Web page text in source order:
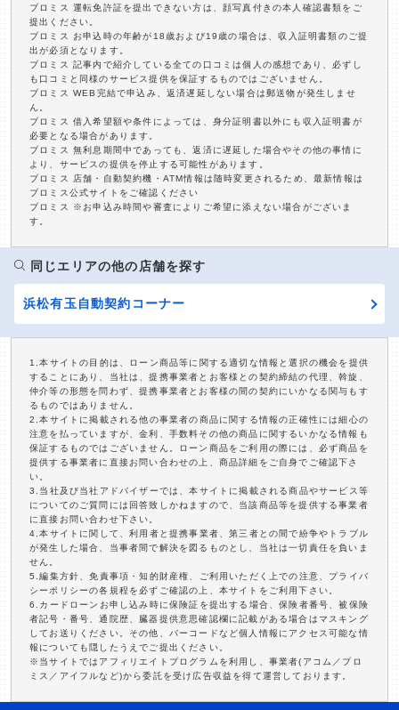
プロミス 運転免許証を提出できない方は、顔写真付きの本人確認書類をご
提出ください。
プロミス お申込時の年齢が18歳および19歳の場合は、収入証明書類のご提
出が必須となります。
プロミス 記事内で紹介している全ての口コミは個人の感想であり、必ずし
も口コミと同様のサービス提供を保証するものではございません。
プロミス WEB完結で申込み、返済遅延しない場合は郵送物が発生しませ
ん。
プロミス 借入希望額や条件によっては、身分証明書以外にも収入証明書が
必要となる場合があります。
プロミス 無利息期間中であっても、返済に遅延した場合やその他の事情に
より、サービスの提供を停止する可能性があります。
プロミス 店舗・自動契約機・ATM情報は随時変更されるため、最新情報は
プロミス公式サイトをご確認ください
プロミス ※お申込み時間や審査によりご希望に添えない場合がございま
す。
同じエリアの他の店舗を探す
浜松有玉自動契約コーナー
1.本サイトの目的は、ローン商品等に関する適切な情報と選択の機会を提供
することにあり、当社は、提携事業者とお客様との契約締結の代理、斡旋、
仲介等の形態を問わず、提携事業者とお客様の間の契約にいかなる関与もす
るものではありません。
2.本サイトに掲載される他の事業者の商品に関する情報の正確性には細心の
注意を払っていますが、金利、手数料その他の商品に関するいかなる情報も
保証するものではございません。ローン商品をご利用の際には、必ず商品を
提供する事業者に直接お問い合わせの上、商品詳細をご自身でご確認下さ
い。
3.当社及び当社アドバイザーでは、本サイトに掲載される商品やサービス等
についてのご質問には回答致しかねますので、当該商品等を提供する事業者
に直接お問い合わせ下さい。
4.本サイトに関して、利用者と提携事業者、第三者との間で紛争やトラブル
が発生した場合、当事者間で解決を図るものとし、当社は一切責任を負いま
せん。
5.編集方針、免責事項・知的財産権、ご利用いただく上での注意、プライバ
シーポリシーの各規程を必ずご確認の上、本サイトをご利用下さい。
6.カードローンお申し込み時に保険証を提出する場合、保険者番号、被保険
者記号・番号、通院歴、臓器提供意思確認欄に記載がある場合はマスキング
してお送りください。その他、バーコードなど個人情報にアクセス可能な情
報についても隠したうえでご提出ください。
※当サイトではアフィリエイトプログラムを利用し、事業者(アコム／プロ
ミス／アイフルなど)から委託を受け広告収益を得て運営しております。